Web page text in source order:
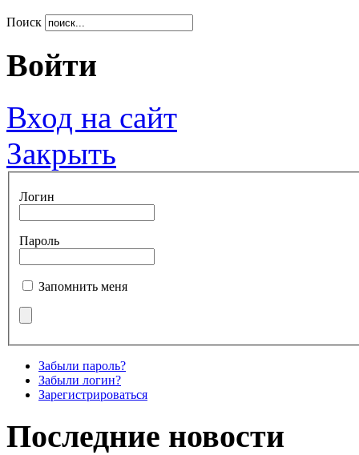
Поиск
Войти
Вход на сайт
Закрыть
Логин
Пароль
Запомнить меня
Забыли пароль?
Забыли логин?
Зарегистрироваться
Последние новости